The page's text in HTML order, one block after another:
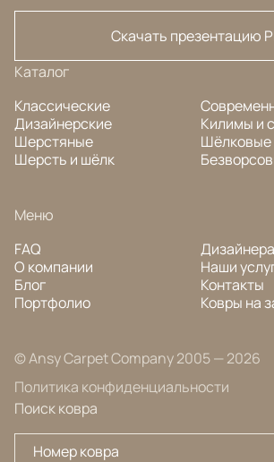
Скачать презентацию
Каталог
Классические
Дизайнерские
Шерстяные
Шерсть и шёлк
Килимы и
Шёлковые
Меню
FAQ
О компании
Блог
Портфолио
Наши
Контакты
Ковры на
© Ansy Carpet Company 2005 — 2026
Политика конфиденциальности
Поиск ковра